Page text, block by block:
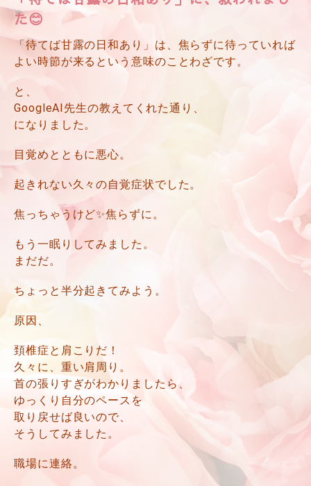
た😊
「待てば甘露の日和あり」は、焦らずに待っていれば
よい時節が来るという意味のことわざです。
と、
GoogleAI先生の教えてくれた通り、
になりました。
目覚めとともに悪心。
起きれない久々の自覚症状でした。
焦っちゃうけど✨焦らずに。
もう一眠りしてみました。
まだだ。
ちょっと半分起きてみよう。
原因、
頚椎症と肩こりだ！
久々に、重い肩周り。
首の張りすぎがわかりましたら、
ゆっくり自分のペースを
取り戻せば良いので、
そうしてみました。
職場に連絡。